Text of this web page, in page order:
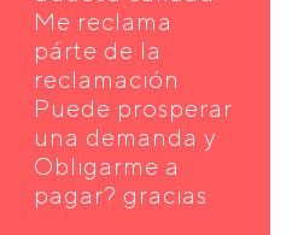
Me reclama
párte de la
reclamación
Puede prosperar
una demanda y
Obligarme a
pagar? gracias